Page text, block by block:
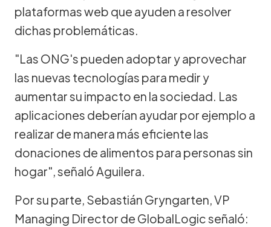
plataformas web que ayuden a resolver
dichas problemáticas.
"Las ONG's pueden adoptar y aprovechar
las nuevas tecnologías para medir y
aumentar su impacto en la sociedad. Las
aplicaciones deberían ayudar por ejemplo a
realizar de manera más eficiente las
donaciones de alimentos para personas sin
hogar", señaló Aguilera.
Por su parte, Sebastián Gryngarten, VP
Managing Director de GlobalLogic señaló: